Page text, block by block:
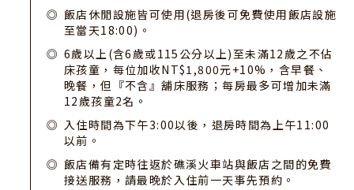
飯店休閒設施皆可使用(退房後可免費使用飯店設施
至當天18:00)。
6歲以上(含6歲或115公分以上)至未滿12歲之不佔
床孩童，每位加收NT$1,800元+10%，含早餐、
晚餐，但『不含』舖床服務；每房最多可增加未滿
12歲孩童2名。
入住時間為下午3:00以後，退房時間為上午11:00
以前。
飯店備有定時往返於礁溪火車站與飯店之間的免費
接送服務，請最晚於入住前一天事先預約。